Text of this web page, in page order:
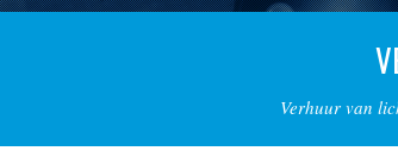
Verhuur van